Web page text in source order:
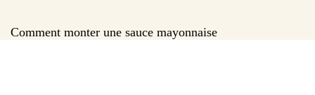
Comment monter une sauce mayonnaise